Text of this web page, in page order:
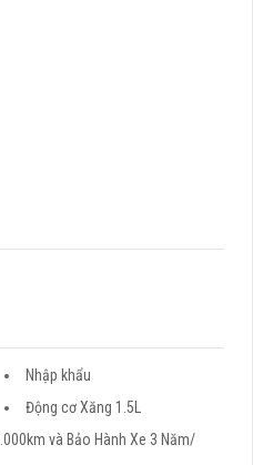
Nhập khẩu
Động cơ Xăng 1.5L
và Bảo Hành Xe 3 Năm/